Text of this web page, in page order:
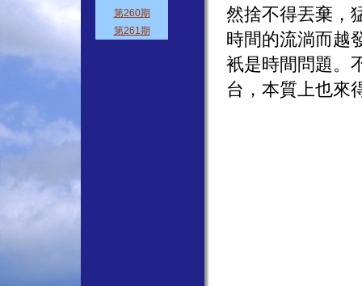
然捨不得丟棄，
時間的流淌而越
衹是時間問題。
台，本質上也來